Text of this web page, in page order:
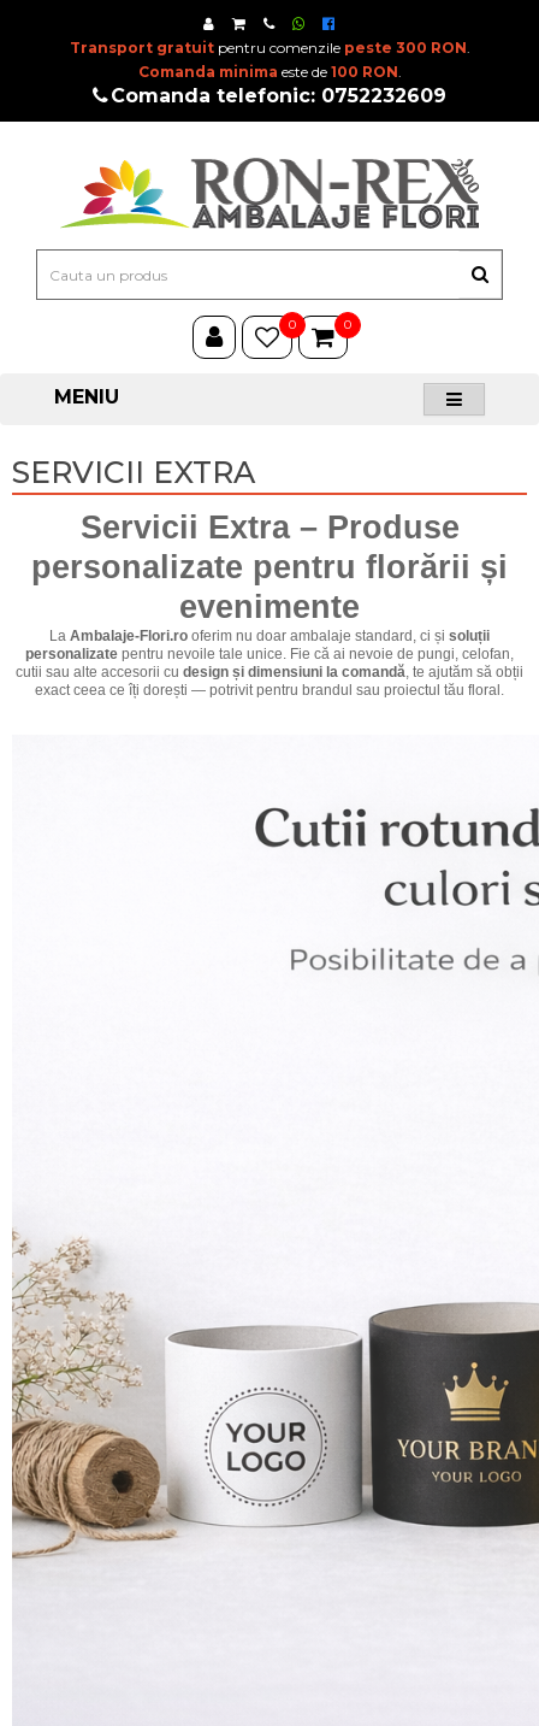
Transport gratuitpentru comenzile peste 300 RON.
Comanda minima este de 100 RON.
Comanda telefonic: 0752232609
0 0
MENIU
SERVICII EXTRA
Servicii Extra – Produse
personalizate pentru florării și
evenimente
La Ambalaje-Flori.ro oferim nu doar ambalaje standard, ci și soluții
personalizate pentru nevoile tale unice. Fie că ai nevoie de pungi, celofan,
cutii sau alte accesorii cu design și dimensiuni la comandă, te ajutăm să obții
exact ceea ce îți dorești — potrivit pentru brandul sau proiectul tău floral.